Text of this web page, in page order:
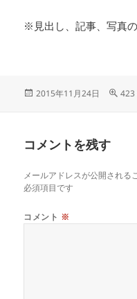
※見出し、記事、写真
2015年11月24日 423
コメントを残す
メールアドレスが公開される
必須項目です
コメント ※